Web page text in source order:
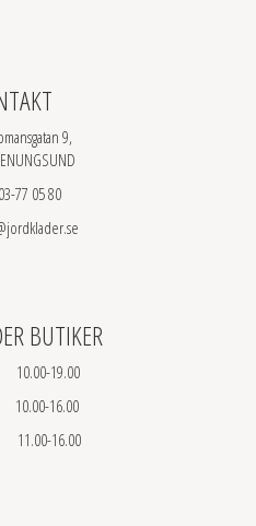
9,
77 05 80
BUTIKER
19.00
16.00
16.00